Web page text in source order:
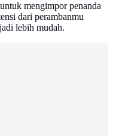
mengimpor penanda
dari perambanmu
lebih mudah.